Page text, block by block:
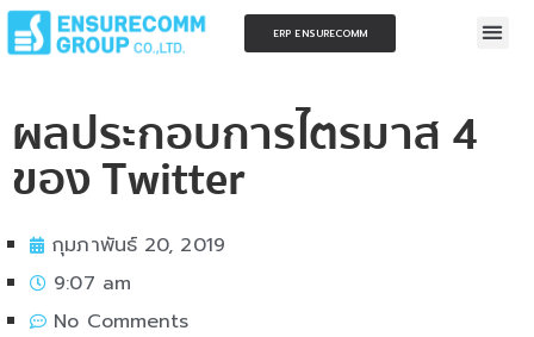
ERP ENSURECOMM
ผลประกอบการไตรมาส 4
ของ Twitter
กุมภาพันธ์ 20, 2019
9:07 am
No Comments